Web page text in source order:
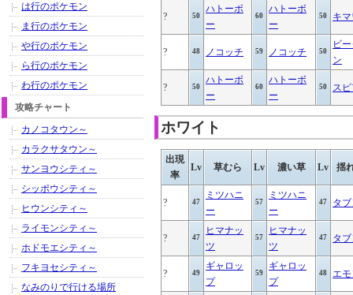
? 50
ハトーボ
ー
60
ハトーボ
ー
50 キ
? 48 ノコッチ 59 ノコッチ 50
ビ
ン
? 50
ハトーボ
ー
60
ハトーボ
ー
50 ス
ホワイト
出現
率
Lv 草むら Lv 濃い草 Lv 揺
? 47
ミツハニ
ー
57
ミツハニ
ー
47 タ
? 47
ヒマナッ
ツ
57
ヒマナッ
ツ
47 タ
? 49
ギャロッ
プ
59
ギャロッ
プ
48 エ
は行のポケモン
ま行のポケモン
や行のポケモン
ら行のポケモン
わ行のポケモン
攻略チャート
カノコタウン～
カラクサタウン～
サンヨウシティ～
シッポウシティ～
ヒウンシティ～
ライモンシティ～
ホドモエシティ～
フキヨセシティ～
なみのりで行ける場所